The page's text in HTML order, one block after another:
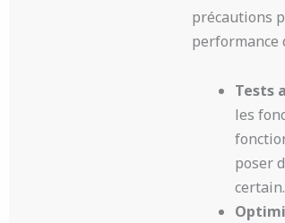
précautions
performance
Tests
les
poser
certain.